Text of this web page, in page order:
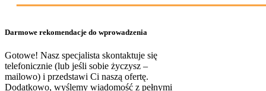
Darmowe rekomendacje do wprowadzenia
Gotowe! Nasz specjalista skontaktuje się
telefonicznie (lub jeśli sobie życzysz –
mailowo) i przedstawi Ci naszą ofertę.
Dodatkowo, wyślemy wiadomość z pełnymi